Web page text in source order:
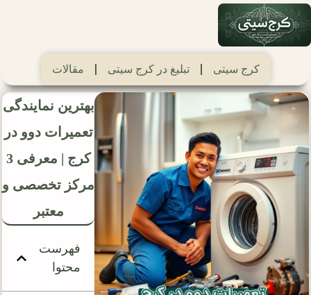
کرج سیتی تبلیغ در کرج سیتی مقالات
بهترین نمایندگی
تعمیرات دوو در
کرج | معرفی 3
مرکز تخصصی و
معتبر
فهرست
محتوا